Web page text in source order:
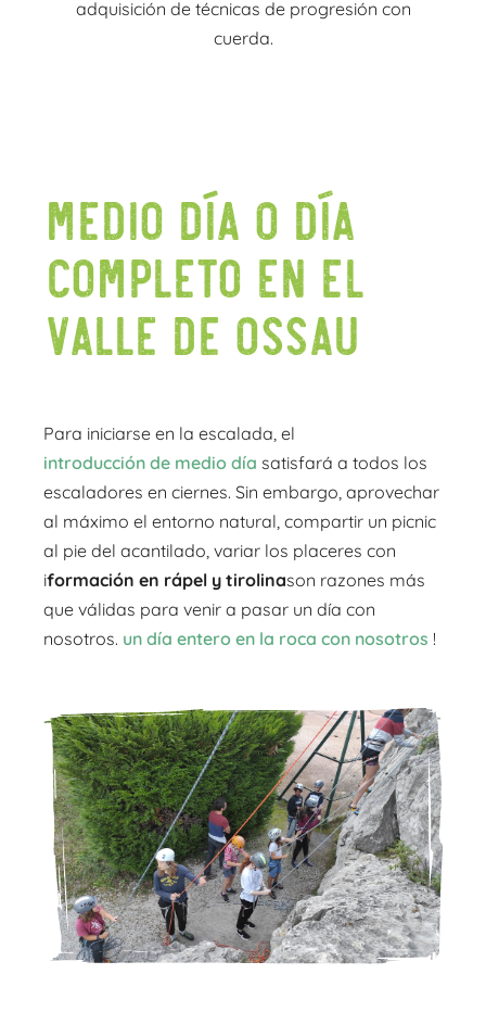
adquisición de técnicas de progresión con
cuerda.
MEDIO DÍA O DÍA
COMPLETO en el
Valle de Ossau
Para iniciarse en la escalada, el
introducción de medio día satisfará a todos los
escaladores en ciernes. Sin embargo, aprovechar
al máximo el entorno natural, compartir un picnic
al pie del acantilado, variar los placeres con
iformación en rápel y tirolinason razones más
que válidas para venir a pasar un día con
nosotros. un día entero en la roca con nosotros !